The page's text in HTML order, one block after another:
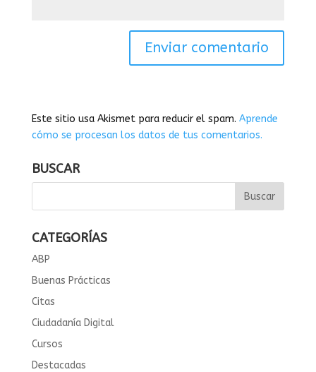
Este sitio usa Akismet para reducir el spam. Aprende
cómo se procesan los datos de tus comentarios.
BUSCAR
CATEGORÍAS
ABP
Buenas Prácticas
Citas
Ciudadanía Digital
Cursos
Destacadas